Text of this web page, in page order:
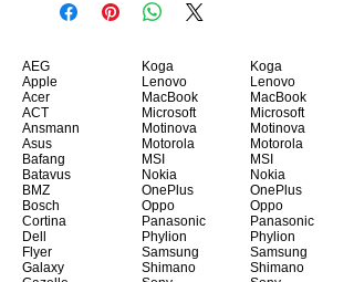
AEG
Apple
Acer
ACT
Ansmann
Asus
Bafang
Batavus
BMZ
Bosch
Cortina
Dell
Flyer
Galaxy
Koga
Lenovo
MacBook
Microsoft
Motinova
Motorola
MSI
Nokia
OnePlus
Oppo
Panasonic
Phylion
Samsung
Shimano
Koga
Lenovo
MacBook
Microsoft
Motinova
Motorola
MSI
Nokia
OnePlus
Oppo
Panasonic
Phylion
Samsung
Shimano